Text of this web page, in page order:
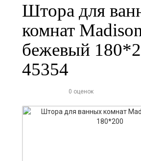
Штора для
комнат
бежевый
45354
0 оценок